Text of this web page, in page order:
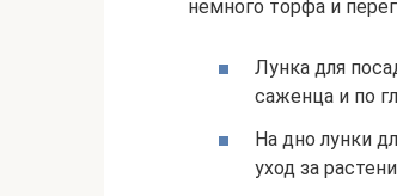
немного торфа и
Лунка для
саженца и по
На дно лунки
уход за